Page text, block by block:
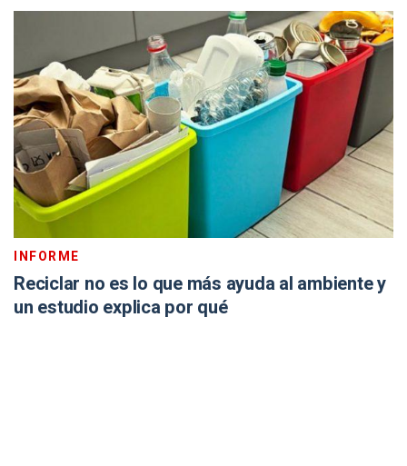
INFORME
Reciclar no es lo que más ayuda al ambiente y
un estudio explica por qué